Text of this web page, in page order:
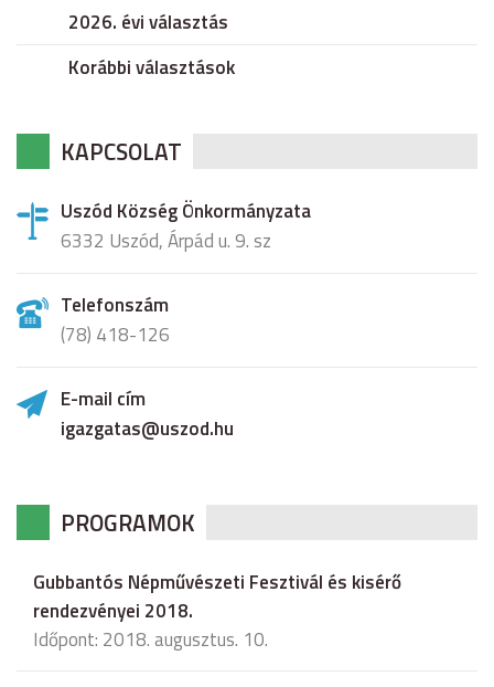
2026. évi választás
Korábbi választások
KAPCSOLAT
Uszód Község Önkormányzata
6332 Uszód, Árpád u. 9. sz
Telefonszám
(78) 418-126
E-mail cím
igazgatas@uszod.hu
PROGRAMOK
Gubbantós Népművészeti Fesztivál és kisérő
rendezvényei 2018.
Időpont: 2018. augusztus. 10.